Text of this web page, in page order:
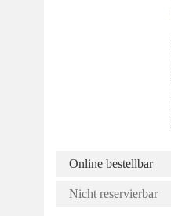
Online bestellbar
Nicht reservierbar